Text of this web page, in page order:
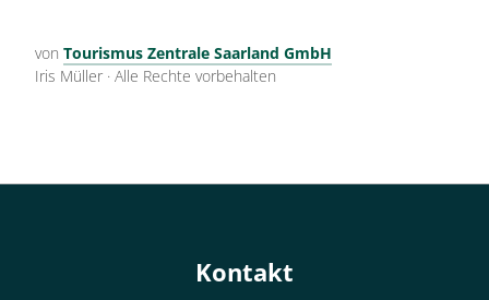
von Tourismus Zentrale Saarland GmbH
Iris Müller · Alle Rechte vorbehalten
Kontakt